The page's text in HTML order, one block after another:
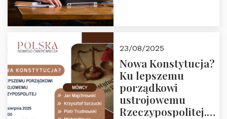
23/08/2025
Nowa Konstytucja?
Ku lepszemu
porządkowi
ustrojowemu
Rzeczypospolitej.